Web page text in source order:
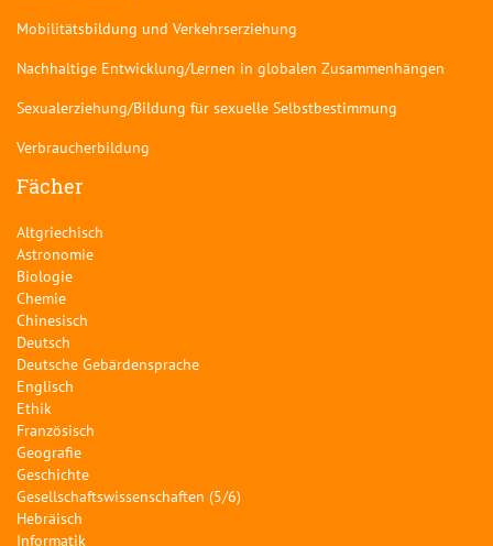
Mobilitätsbildung und Verkehrserziehung
Nachhaltige Entwicklung/Lernen in globalen Zusammenhängen
Sexualerziehung/Bildung für sexuelle Selbstbestimmung
Verbraucherbildung
Fächer
Altgriechisch
Astronomie
Biologie
Chemie
Chinesisch
Deutsch
Deutsche Gebärdensprache
Englisch
Ethik
Französisch
Geografie
Geschichte
Gesellschaftswissenschaften (5/6)
Hebräisch
Informatik